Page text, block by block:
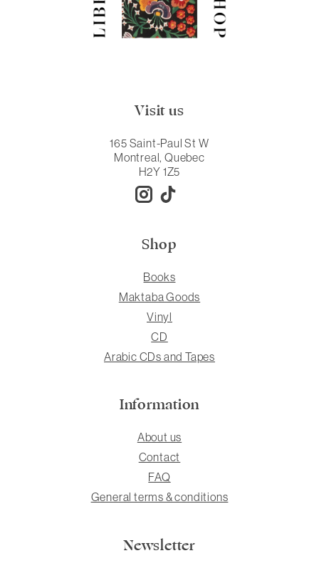
Visit us
165 Saint-Paul St W
Montreal, Quebec
H2Y 1Z5
Shop
Books
Maktaba Goods
Vinyl
CD
Arabic CDs and Tapes
Information
About us
Contact
FAQ
General terms & conditions
Newsletter